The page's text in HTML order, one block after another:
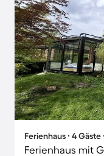
Ferienhaus ∙ 4
Ferienhaus mit